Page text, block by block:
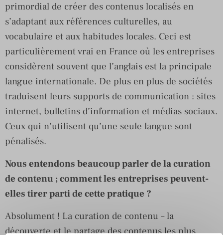
primordial de créer des contenus localisés en
s’adaptant aux références culturelles, au
vocabulaire et aux habitudes locales. Ceci est
particulièrement vrai en France où les entreprises
considèrent souvent que l’anglais est la principale
langue internationale. De plus en plus de sociétés
traduisent leurs supports de communication : sites
internet, bulletins d’information et médias sociaux.
Ceux qui n’utilisent qu’une seule langue sont
pénalisés.
Nous entendons beaucoup parler de la curation
de contenu ; comment les entreprises peuvent-
elles tirer parti de cette pratique ?
Absolument ! La curation de contenu – la
découverte et le partage des contenus les plus